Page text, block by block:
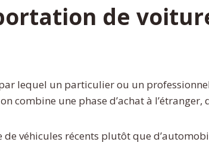
de
lequel un particulier ou un
combine une phase d’achat à
véhicules récents plutôt que